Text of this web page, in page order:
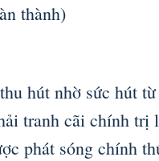
thành)
hút nhờ sức hút
tranh cãi chính trị
phát sóng chính